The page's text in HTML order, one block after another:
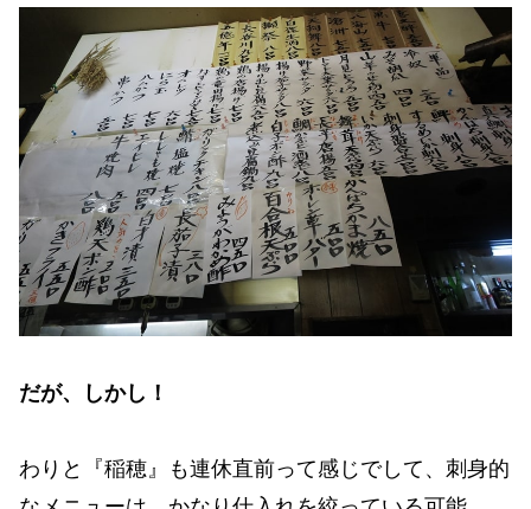
だが、しかし！
わりと『稲穂』も連休直前って感じでして、刺身的